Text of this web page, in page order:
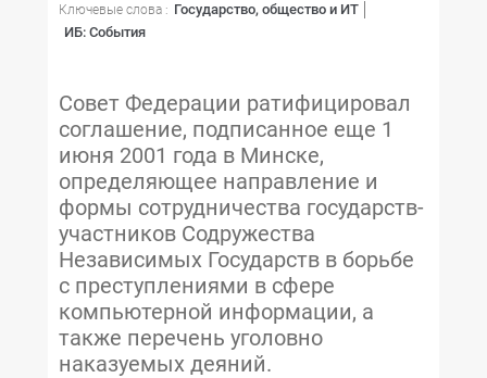
Ключевые слова : Государство, общество и ИТ
ИБ: События
Совет Федерации ратифицировал
соглашение, подписанное еще 1
июня 2001 года в Минске,
определяющее направление и
формы сотрудничества государств-
участников Содружества
Независимых Государств в борьбе
с преступлениями в сфере
компьютерной информации, а
также перечень уголовно
наказуемых деяний.